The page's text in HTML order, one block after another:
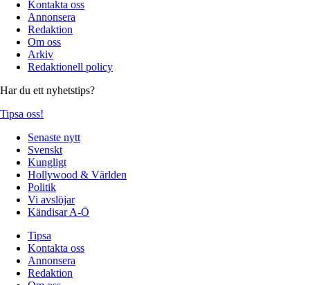
Kontakta oss
Annonsera
Redaktion
Om oss
Arkiv
Redaktionell policy
Har du ett nyhetstips?
Tipsa oss!
Senaste nytt
Svenskt
Kungligt
Hollywood & Världen
Politik
Vi avslöjar
Kändisar A-Ö
Tipsa
Kontakta oss
Annonsera
Redaktion